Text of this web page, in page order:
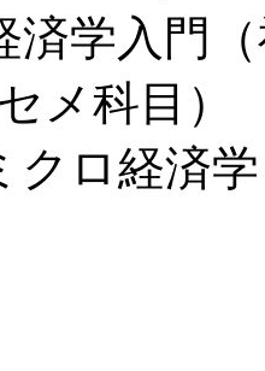
済学入門
メ科目）
クロ経済